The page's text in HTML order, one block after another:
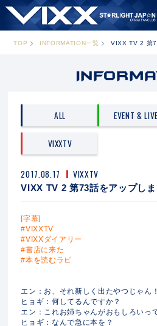
TOP INFORMATION一覧 VIXX TV 2 第
ALL EVENT & LIVE
VIXXTV
2017.08.17 VIXXTV
VIXX TV 2 第73話をアップしま
[字幕]
#VIXXTV
#VIXXダイアリー
#書店に来た
#本を読むラビ
エン：お、それ新しく出たやつじゃん
ヒョギ：何してるんですか？
エン：これお姉ちゃんがおもしろいっ
ヒョギ：なんで急に本を？